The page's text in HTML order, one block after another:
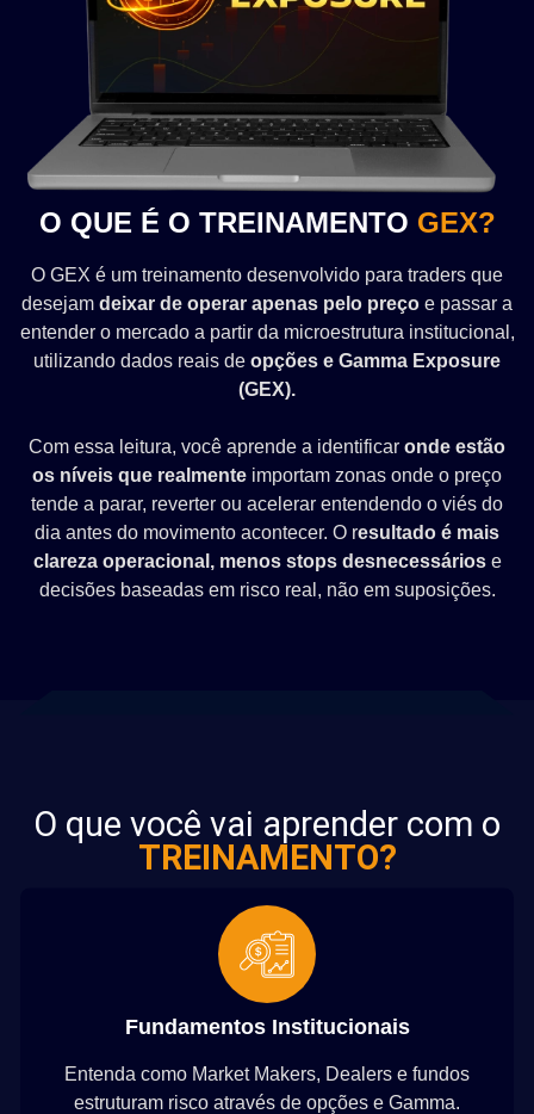
O QUE É O TREINAMENTO GEX?
O GEX é um treinamento desenvolvido para traders que
desejam deixar de operar apenas pelo preço e passar a
entender o mercado a partir da microestrutura institucional,
utilizando dados reais de opções e Gamma Exposure
(GEX).
Com essa leitura, você aprende a identificar onde estão
os níveis que realmente importam zonas onde o preço
tende a parar, reverter ou acelerar entendendo o viés do
dia antes do movimento acontecer. O resultado é mais
clareza operacional, menos stops desnecessáriose
decisões baseadas em risco real, não em suposições.
O que você vai aprender com o
TREINAMENTO?
Fundamentos Institucionais
Entenda como Market Makers, Dealers e fundos
estruturam risco através de opções e Gamma.